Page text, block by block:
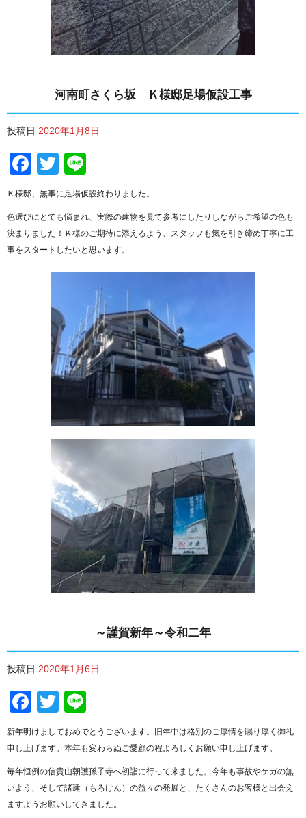
河南町さくら坂 Ｋ様邸足場仮設工事
投稿日 2020年1月8日
Facebook
Twitter
Ｋ様邸、無事に足場仮設終わりました。
色選びにとても悩まれ、実際の建物を見て参考にしたりしながらご希望の色も
決まりました！Ｋ様のご期待に添えるよう、スタッフも気を引き締め丁寧に工
事をスタートしたいと思います。
～謹賀新年～令和二年
投稿日 2020年1月6日
Facebook
Twitter
新年明けましておめでとうございます。旧年中は格別のご厚情を賜り厚く御礼
申し上げます。本年も変わらぬご愛顧の程よろしくお願い申し上げます。
毎年恒例の信貴山朝護孫子寺へ初詣に行って来ました。今年も事故やケガの無
いよう、そして諸建（もろけん）の益々の発展と、たくさんのお客様と出会え
ますようお願いしてきました。